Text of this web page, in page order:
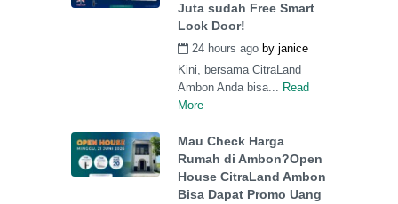
Juta sudah Free Smart
Lock Door!
24 hours ago by janice
Kini, bersama CitraLand
Ambon Anda bisa... Read
More
Mau Check Harga
Rumah di Ambon?Open
House CitraLand Ambon
Bisa Dapat Promo Uang